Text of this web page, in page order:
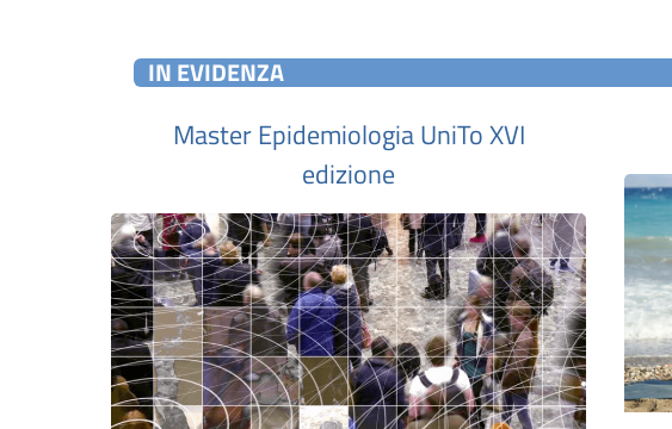
IN EVIDENZA
Master Epidemiologia UniTo XVI
edizione